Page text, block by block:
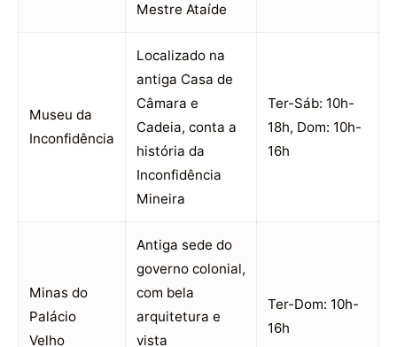
Mestre Ataíde
Museu da
Inconfidência
Localizado na
antiga Casa de
Câmara e
Cadeia, conta a
história da
Inconfidência
Mineira
Ter-Sáb: 10h-
18h, Dom: 10h-
16h
Minas do
Palácio
Velho
Antiga sede do
governo colonial,
com bela
arquitetura e
vista
Ter-Dom: 10h-
16h